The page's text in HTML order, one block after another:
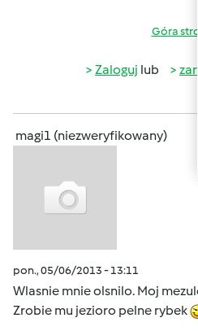
Góra
Zaloguj lub
magi1 (niezweryfikowany)
pon., 05/06/2013 - 13:11
Wlasnie mnie olsnilo. Moj
Zrobie mu jezioro pelne rybek